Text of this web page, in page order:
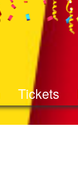
Tickets